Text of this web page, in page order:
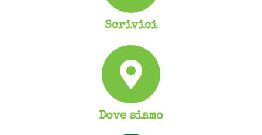
Scrivici
Dove siamo